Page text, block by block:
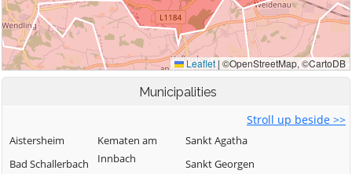
Municipalities
Stroll up beside >>
Aistersheim
Bad Schallerbach
Kematen am
Innbach
Sankt Agatha
Sankt Georgen